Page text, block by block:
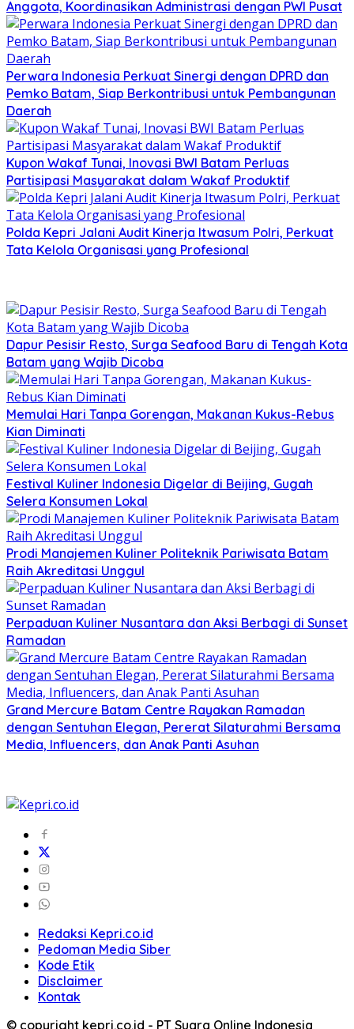
Anggota, Koordinasikan Administrasi dengan PWI Pusat
Perwara Indonesia Perkuat Sinergi dengan DPRD dan
Pemko Batam, Siap Berkontribusi untuk Pembangunan
Daerah
Kupon Wakaf Tunai, Inovasi BWI Batam Perluas
Partisipasi Masyarakat dalam Wakaf Produktif
Polda Kepri Jalani Audit Kinerja Itwasum Polri, Perkuat
Tata Kelola Organisasi yang Profesional
Dapur Pesisir Resto, Surga Seafood Baru di Tengah Kota
Batam yang Wajib Dicoba
Memulai Hari Tanpa Gorengan, Makanan Kukus-Rebus
Kian Diminati
Festival Kuliner Indonesia Digelar di Beijing, Gugah
Selera Konsumen Lokal
Prodi Manajemen Kuliner Politeknik Pariwisata Batam
Raih Akreditasi Unggul
Perpaduan Kuliner Nusantara dan Aksi Berbagi di Sunset
Ramadan
Grand Mercure Batam Centre Rayakan Ramadan
dengan Sentuhan Elegan, Pererat Silaturahmi Bersama
Media, Influencers, dan Anak Panti Asuhan
Redaksi Kepri.co.id
Pedoman Media Siber
Kode Etik
Disclaimer
Kontak
© copyright kepri.co.id - PT Suara Online Indonesia